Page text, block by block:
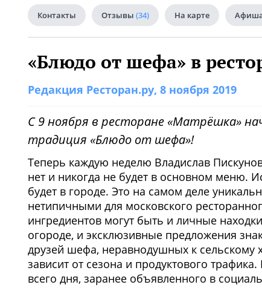
Контакты Отзывы (34) На карте
«Блюдо от шефа» в
Редакция Ресторан.ру, 8 ноября 2019
С 9 ноября в ресторане «Матрёшка»
традиция «Блюдо от шефа»!
Теперь каждую неделю Владислав
нет и никогда не будет в основном меню.
будет в городе. Это на самом деле
нетипичными для московского
ингредиентов могут быть и личные
огороде, и эксклюзивные предложения
друзей шефа, неравнодушных к сельскому
зависит от сезона и продуктового
всего дня, заранее объявленного в